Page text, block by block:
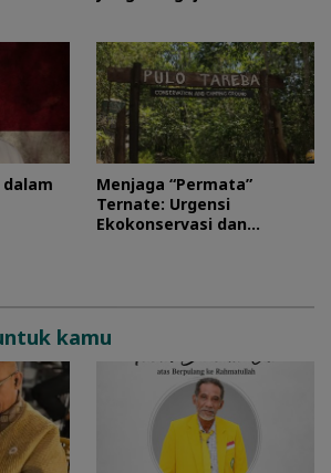
Menjaga “Permata”
Ternate: Urgensi
Ekokonservasi dan
kamu